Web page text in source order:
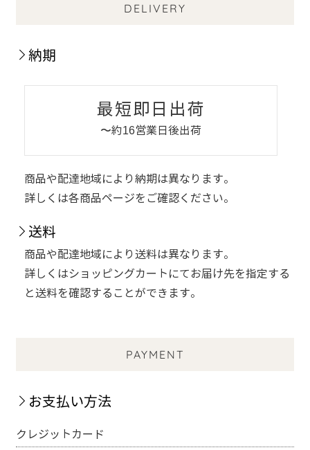
DELIVERY
納期
最短即日出荷
〜約16営業日後出荷
商品や配達地域により納期は異なります。
詳しくは各商品ページをご確認ください。
送料
商品や配達地域により送料は異なります。
詳しくはショッピングカートにてお届け先を指定する
と送料を確認することができます。
PAYMENT
お支払い方法
クレジットカード